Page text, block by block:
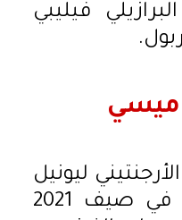
فيليبي
ميسي
ليونيل
ميسي عن برشلونة في صيف 2021